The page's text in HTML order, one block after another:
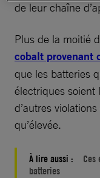
de leur chaîne
Plus de la moitié
cobalt provenant
que les batteries
électriques soient
d’autres
qu’élevée.
À lire aussi :
Ces
batteries